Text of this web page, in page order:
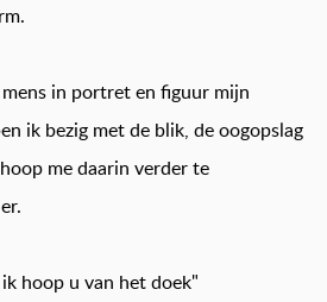
in portret en figuur mijn
ik bezig met de blik, de oogopslag
me daarin verder te
hoop u van het doek"